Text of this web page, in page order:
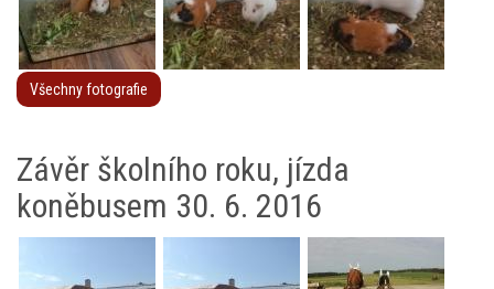
Všechny fotografie
Závěr školního roku, jízda
koněbusem 30. 6. 2016